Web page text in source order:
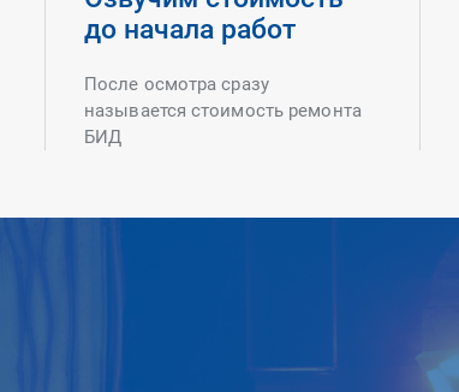
до начала работ
После осмотра сразу
называется стоимость ремонта
БИД